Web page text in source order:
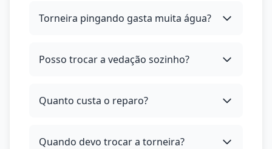
Torneira pingando gasta muita água?
Posso trocar a vedação sozinho?
Quanto custa o reparo?
Quando devo trocar a torneira?